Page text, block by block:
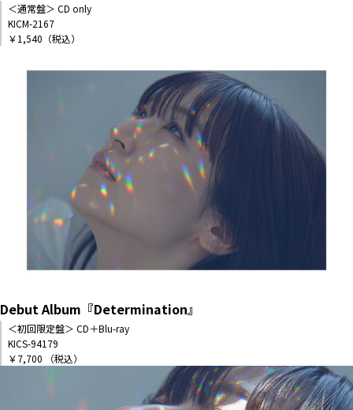
＜通常盤＞ CD only
KICM-2167
￥1,540（税込）
Debut Album『Determination』
＜初回限定盤＞ CD＋Blu-ray
KICS-94179
￥7,700 （税込）